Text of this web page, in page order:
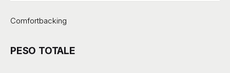
Comfortbacking
PESO TOTALE